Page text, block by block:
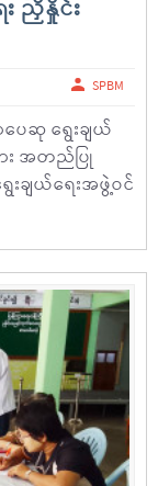
ညှိနှိုင်း
SPBM
ေဆု ရွေးချယ်
း အတည်ပြု
ချယ်ရေးအဖွဲ့ဝင်